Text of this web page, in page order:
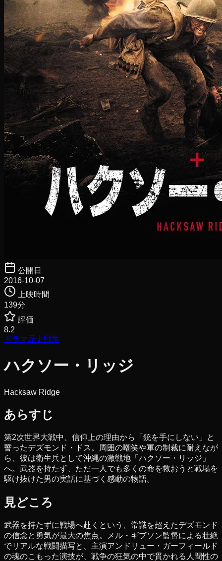
公開日
2016-10-07
上映時間
139分
評価
8.2
ドラマ歴史戦争
ハクソー・リッジ
Hacksaw Ridge
あらすじ
第2次世界大戦中、信仰上の理由から「銃を手にしない」と
誓ったデズモンド・ドス。周囲の嘲笑や軍の制裁に耐えなが
ら、彼は衛生兵として沖縄の激戦地「ハクソー・リッジ」
へ。武器を持たず、ただ一人でも多くの命を救おうと戦場を
駆け抜けた男の実話に基づく感動の物語。
見どころ
武器を持たずに戦場へ赴くという、常識を超えたデズモンド
の信念と勇気が最大の焦点。メル・ギブソン監督による壮絶
でリアルな戦闘描写と、主演アンドリュー・ガーフィールド
の魂のこもった演技が、戦争の狂気の中で貫かれる人間性の